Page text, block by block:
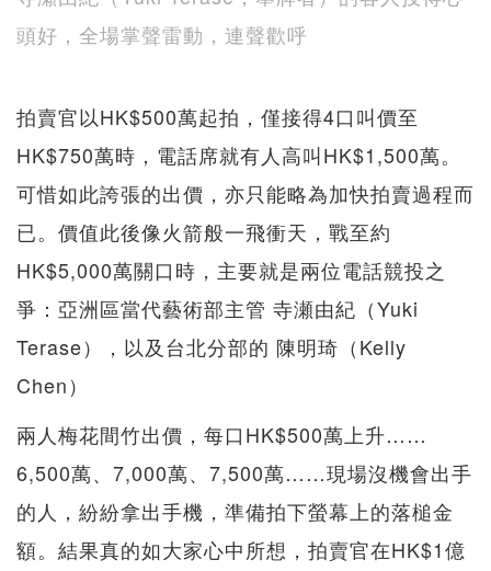
頭好，全場掌聲雷動，連聲歡呼
拍賣官以HK$500萬起拍，僅接得4口叫價至
HK$750萬時，電話席就有人高叫HK$1,500萬。
可惜如此誇張的出價，亦只能略為加快拍賣過程而
已。價值此後像火箭般一飛衝天，戰至約
HK$5,000萬關口時，主要就是兩位電話競投之
爭：亞洲區當代藝術部主管 寺瀬由紀（Yuki
Terase），以及台北分部的 陳明琦（Kelly
Chen）
兩人梅花間竹出價，每口HK$500萬上升……
6,500萬、7,000萬、7,500萬……現場沒機會出手
的人，紛紛拿出手機，準備拍下螢幕上的落槌金
額。結果真的如大家心中所想，拍賣官在HK$1億